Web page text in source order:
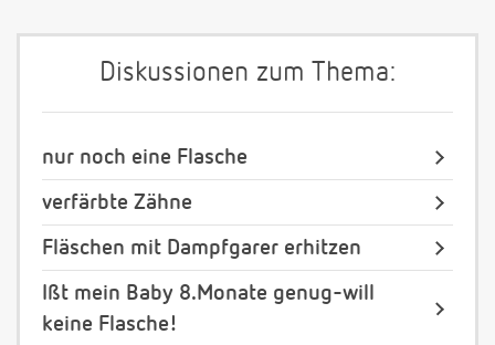
Diskussionen zum Thema:
nur noch eine Flasche
verfärbte Zähne
Fläschen mit Dampfgarer erhitzen
Ißt mein Baby 8.Monate genug-will
keine Flasche!